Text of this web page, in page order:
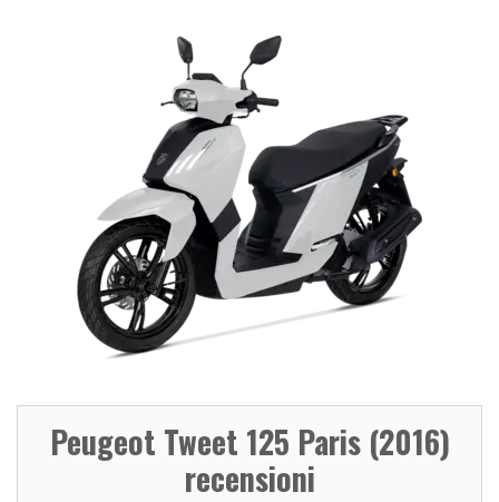
Peugeot Tweet 125 Paris (2016)
recensioni